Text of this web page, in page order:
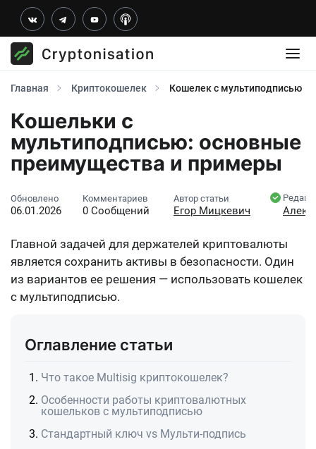
Главная Криптокошелек Кошелек с мультиподписью
Кошельки с
мультиподписью: основные
преимущества и примеры
Обновлено
06.01.2026
Комментариев
0 Сообщений
Автор статьи
Егор Мицкевич
Главной задачей для держателей криптовалюты
является сохранить активы в безопасности. Один
из вариантов ее решения — использовать кошелек
с мультиподписью.
Оглавление статьи
Что такое Multisig криптокошелек?
Особенности работы криптовалютных
кошельков с мультиподписью
Стандартный ключ vs Мульти-подпись